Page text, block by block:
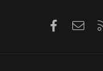
Facebook